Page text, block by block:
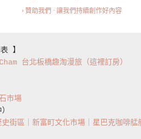
› 贊助我們 · 讓我們持續創作好內容
】
台北板橋趣淘漫旅（這裡訂房）
市場
街區｜新富町文化市場｜星巴克咖啡艋